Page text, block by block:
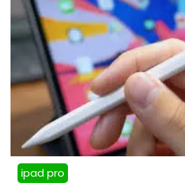
ipad pro